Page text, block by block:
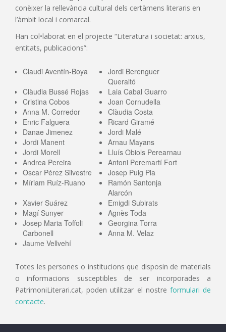
conèixer la rellevància cultural dels certàmens literaris en
l’àmbit local i comarcal.
Han col•laborat en el projecte “Literatura i societat: arxius,
entitats, publicacions”:
Claudi Aventín-Boya
Jordi Berenguer
Queraltó
Clàudia Bussé Rojas
Laia Cabal Guarro
Cristina Cobos
Joan Cornudella
Anna M. Corredor
Clàudia Costa
Enric Falguera
Ricard Giramé
Danae Jimenez
Jordi Malé
Jordi Manent
Arnau Mayans
Jordi Morell
Lluís Obiols Perearnau
Andrea Pereira
Antoni Peremartí Fort
Òscar Pérez Silvestre
Josep Puig Pla
Míriam Ruíz-Ruano
Ramón Santonja
Alarcón
Xavier Suárez
Emigdi Subirats
Magí Sunyer
Agnès Toda
Josep Maria Toffoli
Carbonell
Georgina Torra
Anna M. Velaz
Jaume Vellvehí
Totes les persones o institucions que disposin de materials
o informacions susceptibles de ser incorporades a
PatrimoniLiterari.cat, poden utilitzar el nostre formulari de
contacte.